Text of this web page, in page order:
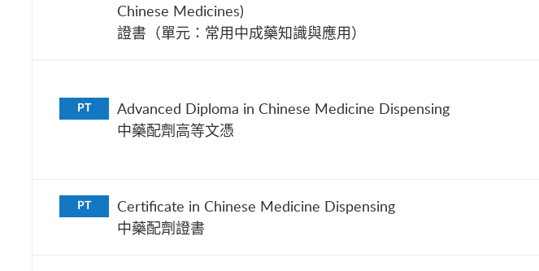
Chinese Medicines)
證書（單元：常用中成藥知識與應用）
PT
Advanced Diploma in Chinese Medicine Dispensing
中藥配劑高等文憑
PT
Certificate in Chinese Medicine Dispensing
中藥配劑證書